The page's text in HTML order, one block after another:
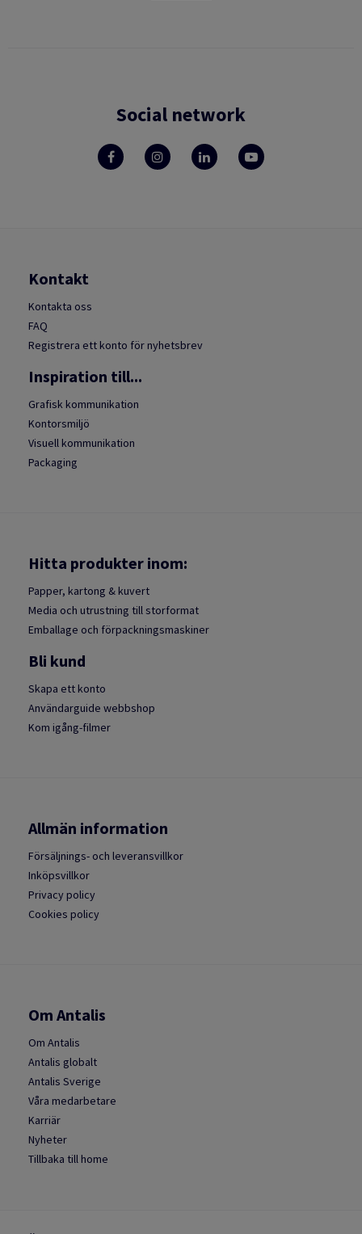
Social network
Kontakt
Kontakta oss
FAQ
Registrera ett konto för nyhetsbrev
Inspiration till...
Grafisk kommunikation
Kontorsmiljö
Visuell kommunikation
Packaging
Hitta produkter inom:
Papper, kartong & kuvert
Media och utrustning till storformat
Emballage och förpackningsmaskiner
Bli kund
Skapa ett konto
Användarguide webbshop
Kom igång-filmer
Allmän information
Försäljnings- och leveransvillkor
Inköpsvillkor
Privacy policy
Cookies policy
Om Antalis
Om Antalis
Antalis globalt
Antalis Sverige
Våra medarbetare
Karriär
Nyheter
Tillbaka till home